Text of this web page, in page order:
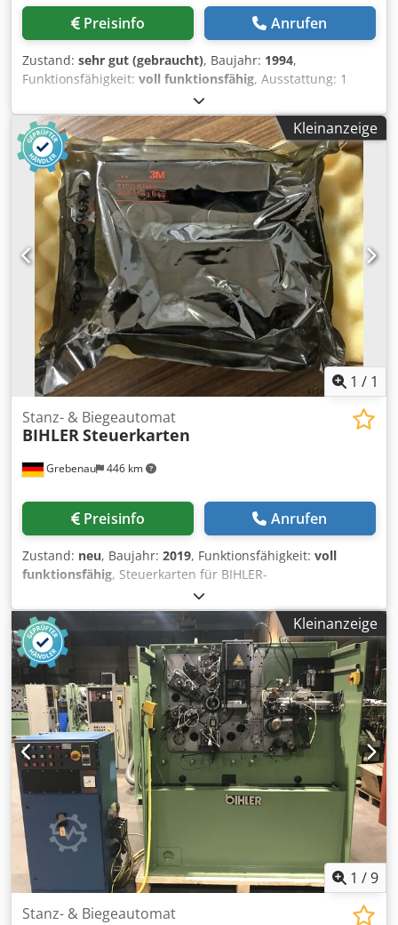
Preisinfo Anrufen
Zustand: sehr gut (gebraucht), Baujahr: 1994,
Funktionsfähigkeit: voll funktionsfähig, Ausstattung: 1
Stück BIHLER Steuerung P-CNC 200 1 Stück BIHLER
Lärmschutzkabine Cedpfx Aswxarqjm Rerf 2 Stück
Zangeneinzug rechts 1 Stück Zangeneinzug links 4 Stück
Breit-Schlittenaggregate (Schweißpressschlitten) 1 Stück
Schweißanlage BIHLER B 1000 Arbeitsbereich:
Drahtstärkebereich: 0,5 - 3,0 mm Bandbreite: max. 40 mm
Einzugslänge: max. 240 mm Leistung: max. 400/min
Kleinanzeige
1 / 1
Grebenau 446 km
Stanz- & Biegeautomat
BIHLERSteuerkarten
Preisinfo Anrufen
Zustand: neu, Baujahr: 2019, Funktionsfähigkeit: voll
funktionsfähig, Steuerkarten für BIHLER-
Maschinensteuerungen 1 Stück Platine 800-97-0355.1 1
Stück Platine 800-97-0356.1 1 Stück Platine 800-97-0357.1
Credpfx Asx U D S Hjm Rjf 1 Stück Platine 800-97-0358.1 1
Stück Platine 800-97-0465.1 1 Stück Platine 800-97-0467.1 1
Stück Platine 800-97-0613.1 1 Stück Platine 800-97-0614.1 1
Stück Platine 800-97-0615.1 1 Stück Platine 800-97-0656.1
Kleinanzeige
1 /9
Stanz- & Biegeautomat